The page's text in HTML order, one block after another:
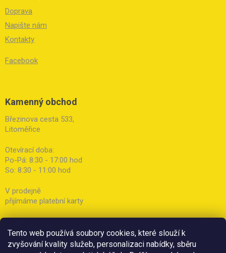
Tento web používá soubory cookies, které slouží k
zvyšování kvality služeb, personalizaci nabídky, sběru
Doprava
Napište nám
Kontakty
Facebook
Kamenný obchod
Březinova cesta 533,
Litoměřice
Otevírací doba:
Po-Pá: 8:30 - 17:00 hod
So: 8:30 - 11:00 hod
V prodejně
přijímáme platební karty